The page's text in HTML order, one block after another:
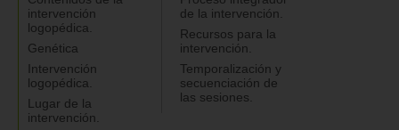
intervención
logopédica.
Genética
Intervención
logopédica.
Lugar de la
intervención.
de la intervención.
Recursos para la
intervención.
Temporalización y
secuenciación de
las sesiones.